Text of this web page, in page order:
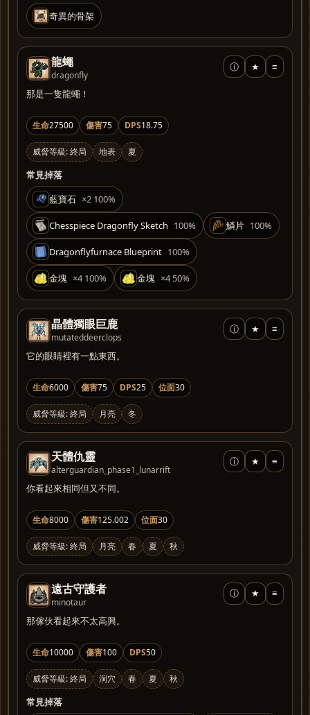
奇異的骨架
龍蠅
dragonfly
ⓘ ★ ≡
那是一隻龍蠅！
生命27500 傷害75 DPS18.75
威脅等級: 終局 地表 夏
常見掉落
藍寶石 ×2 100%
Chesspiece Dragonfly Sketch 100% 鱗片 100%
Dragonflyfurnace Blueprint 100%
金塊 ×4 100% 金塊 ×4 50%
晶體獨眼巨鹿
mutateddeerclops
ⓘ ★ ≡
它的眼睛裡有一點東西。
生命6000 傷害75 DPS25 位面30
威脅等級: 終局 月亮 冬
天體仇靈
alterguardian_phase1_lunarrift
ⓘ ★ ≡
你看起來相同但又不同。
生命8000 傷害125.002 位面30
威脅等級: 終局 月亮 春 夏 秋
遠古守護者
minotaur
ⓘ ★ ≡
那傢伙看起來不太高興。
生命10000 傷害100 DPS50
威脅等級: 終局 洞穴 春 夏 秋
常見掉落